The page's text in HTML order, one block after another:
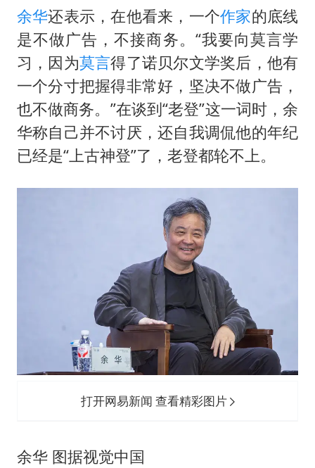
宇树科技发行价格150.80元/股
把党建设得更加坚强有力
奋进开新局 实干挑大梁
余华还表示，在他看来，一个作家的底线
是不做广告，不接商务。“我要向莫言学
习，因为莫言得了诺贝尔文学奖后，他有
一个分寸把握得非常好，坚决不做广告，
也不做商务。”在谈到“老登”这一词时，余
华称自己并不讨厌，还自我调侃他的年纪
已经是“上古神登”了，老登都轮不上。
打开网易新闻 查看精彩图片
余华 图据视觉中国